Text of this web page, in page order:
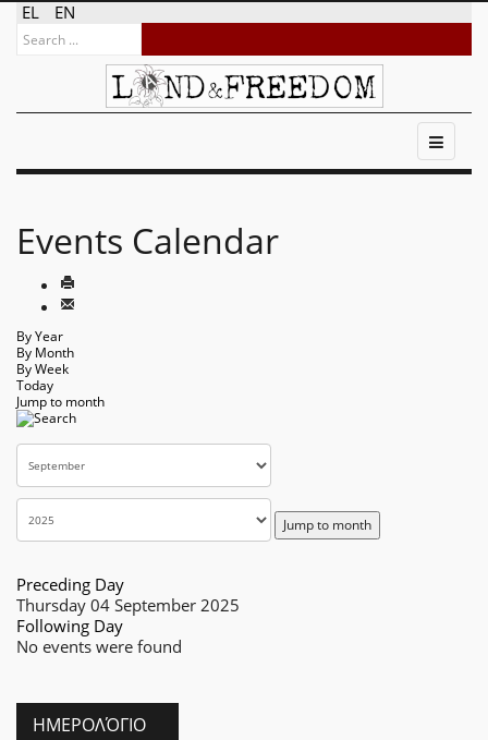
EL EN
Events Calendar
By Year
By Month
By Week
Today
Jump to month
Jump to month
Preceding Day
Thursday 04 September 2025
Following Day
No events were found
ΗΜΕΡΟΛΌΓΙΟ